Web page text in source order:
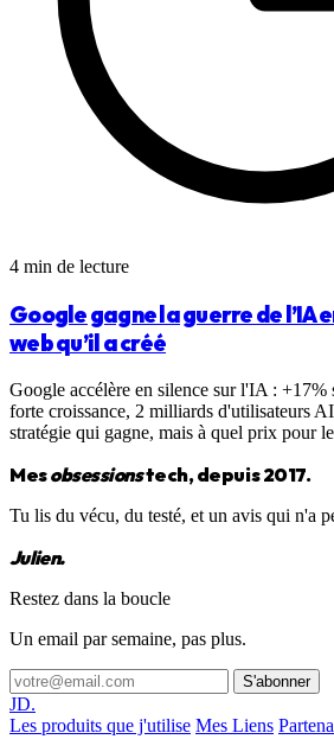
4 min de lecture
Google gagne la guerre de l’IA
web qu’il a créé
Google accélère en silence sur l'IA : +17%
forte croissance, 2 milliards d'utilisateurs
stratégie qui gagne, mais à quel prix pour
Mesobsessionstech, depuis 2017.
Tu lis du vécu, du testé, et un avis qui n'a
Julien.
Restez dans la boucle
Un email par semaine, pas plus.
S'abonner
JD.
Les produits que j'utilise Mes Liens